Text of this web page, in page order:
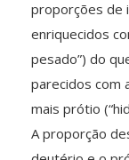
proporções de
enriquecidos
pesado”) do
parecidos com
mais prótio
A proporção